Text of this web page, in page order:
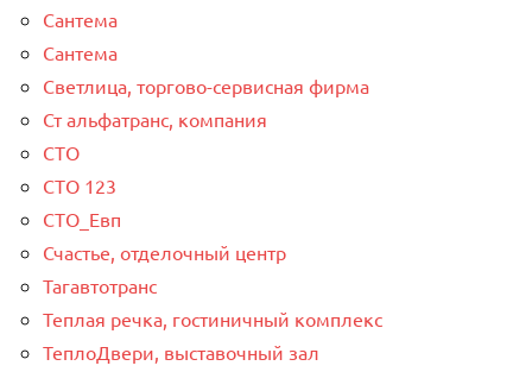
Сантема
Сантема
Светлица, торгово-сервисная фирма
Ст альфатранс, компания
СТО
СТО 123
СТО_Евп
Счастье, отделочный центр
Тагавтотранс
Теплая речка, гостиничный комплекс
ТеплоДвери, выставочный зал